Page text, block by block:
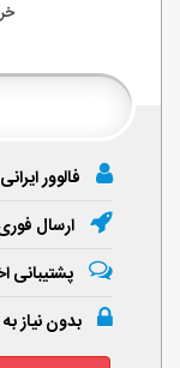
فالوور ایرانی
ارسال
پشتیبانی
بدون نیاز